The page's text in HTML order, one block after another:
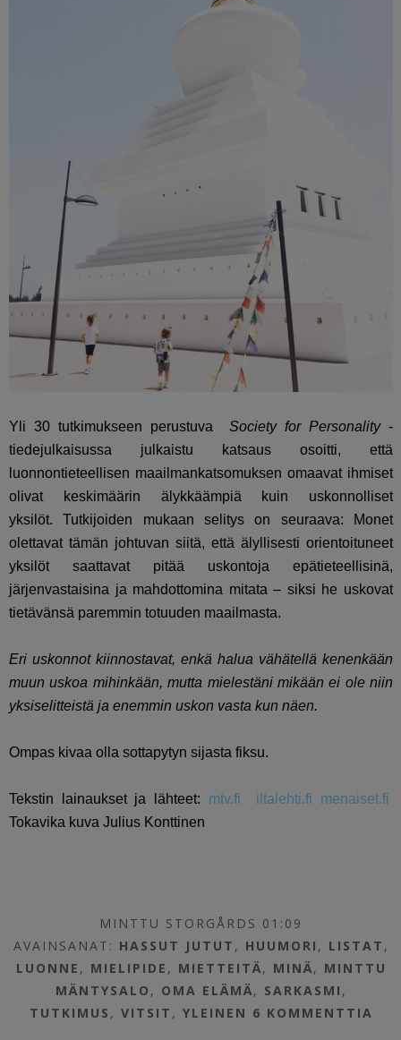
Yli 30 tutkimukseen perustuvaSociety for Personality-
tiedejulkaisussa julkaistu katsaus osoitti, että
luonnontieteellisen maailmankatsomuksen omaavat ihmiset
olivat keskimäärin älykkäämpiä kuin uskonnolliset
yksilöt. Tutkijoiden mukaan selitys on seuraava: Monet
olettavat tämän johtuvan siitä, että älyllisesti orientoituneet
yksilöt saattavat pitää uskontoja epätieteellisinä,
järjenvastaisina ja mahdottomina mitata – siksi he uskovat
tietävänsä paremmin totuuden maailmasta.
Eri uskonnot kiinnostavat, enkä halua vähätellä kenenkään
muun uskoa mihinkään, mutta mielestäni mikään ei ole niin
yksiselitteistä ja enemmin uskon vasta kun näen.
Ompas kivaa olla sottapytyn sijasta fiksu.
Tekstin lainaukset ja lähteet: mtv.fi iltalehti.fi
menaiset.fi
Tokavika kuva Julius Konttinen
MINTTU STORGÅRDS 01:09
AVAINSANAT: HASSUT JUTUT , HUUMORI , LISTAT ,
LUONNE , MIELIPIDE , MIETTEITÄ, MINÄ, MINTTU
MÄNTYSALO , OMA ELÄMÄ, SARKASMI ,
TUTKIMUS , VITSIT , YLEINEN 6 KOMMENTTIA